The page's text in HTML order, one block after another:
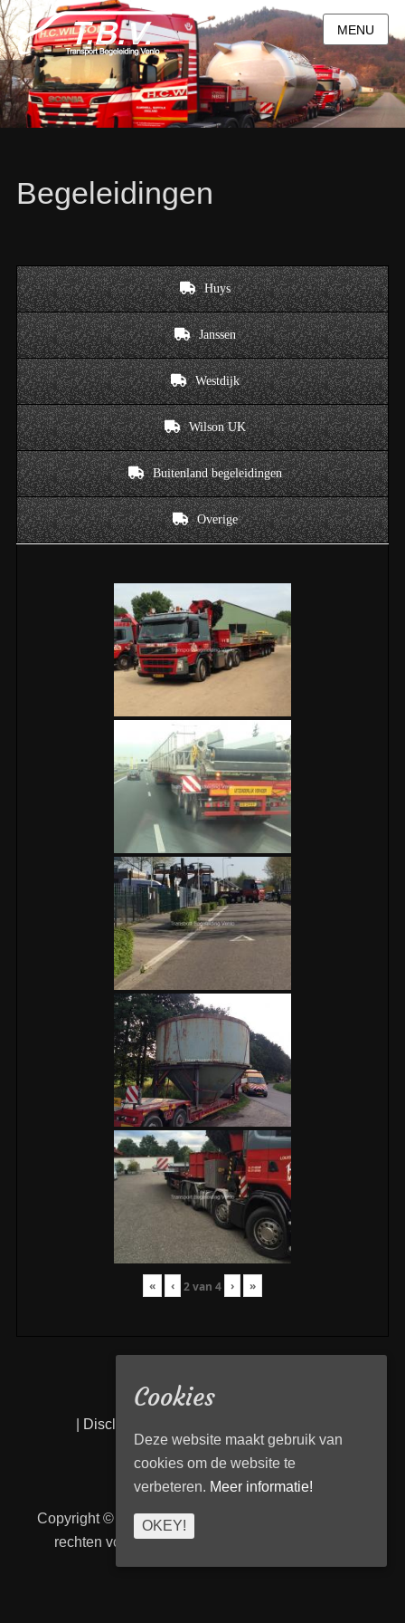
MENU
Begeleidingen
Huys
Janssen
Westdijk
Wilson UK
Buitenland begeleidingen
Overige
« ‹ 2van 4 › »
Disclaimer
Copyright © 2026Transport Begeleiding Venlo
rechten voorbehouden. | TBVenlo door
Cookies
Deze website maakt gebruik van
cookies om de website te
verbeteren. Meer informatie!
OKEY!